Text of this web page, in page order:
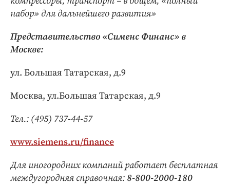
набор» для дальнейшего развития»
Представительство «Сименс Финанс» в
Москве:
ул. Большая Татарская, д.9
Москва, ул.Большая Татарская, д.9
Тел.: (495) 737-44-57
www.siemens.ru/finance
Для иногородних компаний работает бесплатная
междугородняя справочная: 8-800-2000-180